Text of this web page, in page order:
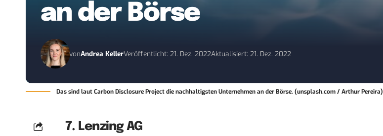
an der Börse
vonAndrea KellerVeröffentlicht: 21. Dez. 2022Aktualisiert: 21. Dez. 2022
Das sind laut Carbon Disclosure Project die nachhaltigsten Unternehmen an der Börse. (unsplash.com / Arthur Pereira)
7. Lenzing AG